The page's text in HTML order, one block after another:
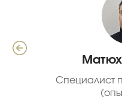
Специалист